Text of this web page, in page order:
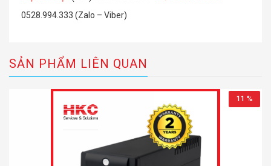
0528.994.333 (Zalo – Viber)
SẢN PHẨM LIÊN QUAN
11 %